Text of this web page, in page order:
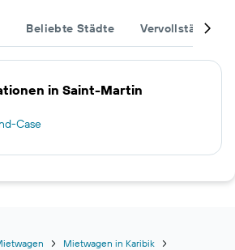
Beliebte Städte Vervollständige
in Saint-Martin
Case
Mietwagen in Karibik